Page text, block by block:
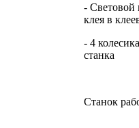
- Световой
клея в
- 4
станка
Станок